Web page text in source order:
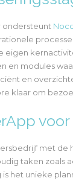
ondersteunt
eigen
en modules
en
klaar om
met de
taken zoals
het unieke